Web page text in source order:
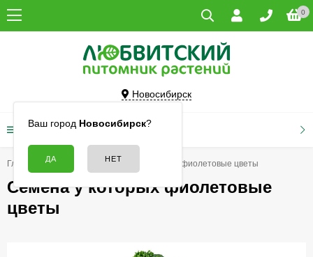
0
Новосибирск
Ваш город Новосибирск?
КАТАЛОГ ТОВАРОВ
Главная Семена у которых фиолетовые цветы
Семена у которых фиолетовые
цветы